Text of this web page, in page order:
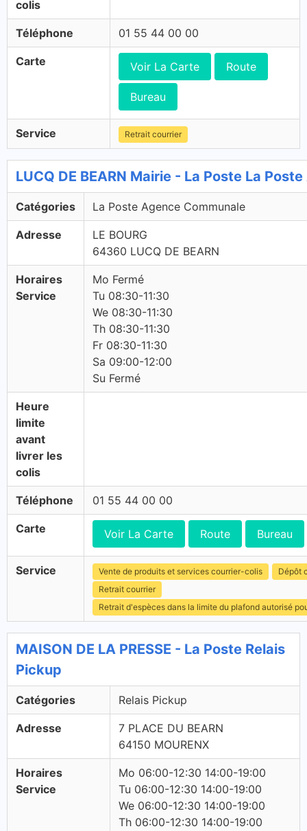
colis
Téléphone 01 55 44 00 00
Carte Voir La Carte Route
Bureau
Service Retrait courrier
LUCQ DE BEARN Mairie - La Poste La
Catégories La Poste Agence Communale
Adresse
LE BOURG
64360 LUCQ DE BEARN
Horaires
Service
Mo Fermé
Tu 08:30-11:30
We 08:30-11:30
Th 08:30-11:30
Fr 08:30-11:30
Sa 09:00-12:00
Su Fermé
Heure
limite
avant
livrer les
colis
Téléphone 01 55 44 00 00
Carte Voir La Carte Route Bureau
Service Vente de produits et services courrier-colis
Dépôt
Retrait courrier
Retrait d'espèces dans la limite du plafond autorisé
MAISON DE LA PRESSE - La Poste Relais
Pickup
Catégories Relais Pickup
Adresse
7 PLACE DU BEARN
64150 MOURENX
Horaires
Service
Mo 06:00-12:30 14:00-19:00
Tu 06:00-12:30 14:00-19:00
We 06:00-12:30 14:00-19:00
Th 06:00-12:30 14:00-19:00